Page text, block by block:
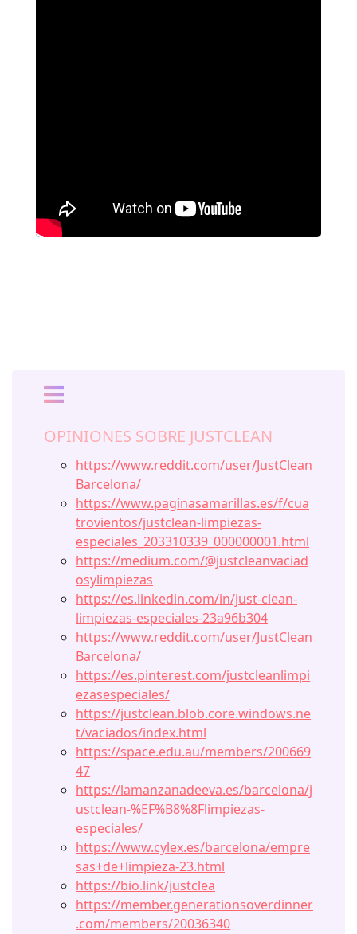
OPINIONES SOBRE JUSTCLEAN
https://www.reddit.com/user/JustClean
Barcelona/
https://www.paginasamarillas.es/f/cua
trovientos/justclean-limpiezas-
especiales_203310339_000000001.html
https://medium.com/@justcleanvaciad
osylimpiezas
https://es.linkedin.com/in/just-clean-
limpiezas-especiales-23a96b304
https://www.reddit.com/user/JustClean
Barcelona/
https://es.pinterest.com/justcleanlimpi
ezasespeciales/
https://justclean.blob.core.windows.ne
t/vaciados/index.html
https://space.edu.au/members/200669
47
https://lamanzanadeeva.es/barcelona/j
ustclean-%EF%B8%8Flimpiezas-
especiales/
https://www.cylex.es/barcelona/empre
sas+de+limpieza-23.html
https://bio.link/justclea
https://member.generationsoverdinner
.com/members/20036340